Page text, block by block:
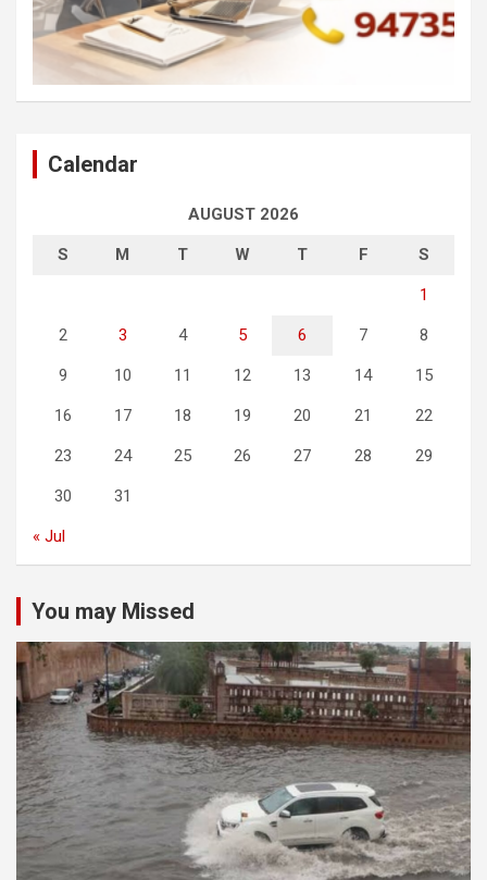
Calendar
AUGUST 2026
S M T W T F S
1
2 3 4 5 6 7 8
9 10 11 12 13 14 15
16 17 18 19 20 21 22
23 24 25 26 27 28 29
30 31
« Jul
You may Missed